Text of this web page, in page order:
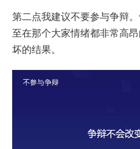
第二点我建议不要参与争辩
至在那个大家情绪都非常高
坏的结果。